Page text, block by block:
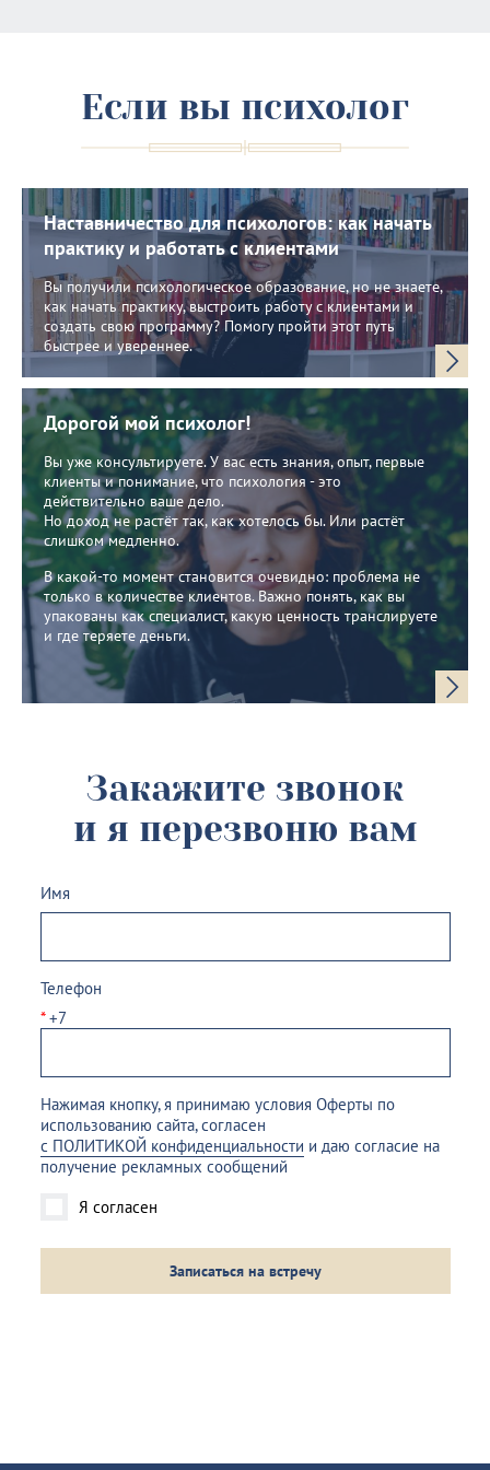
Если вы психолог
Наставничество для психологов: как начать
практику и работать с клиентами
Вы получили психологическое образование, но не знаете,
как начать практику, выстроить работу с клиентами и
создать свою программу? Помогу пройти этот путь
быстрее и увереннее.
Дорогой мой психолог!
Вы уже консультируете. У вас есть знания, опыт, первые
клиенты и понимание, что психология - это
действительно ваше дело.
Но доход не растёт так, как хотелось бы. Или растёт
слишком медленно.
В какой-то момент становится очевидно: проблема не
только в количестве клиентов. Важно понять, как вы
упакованы как специалист, какую ценность транслируете
и где теряете деньги.
Закажите звонок
и я перезвоню вам
Имя
Телефон
*+7
Нажимая кнопку, я принимаю условия Оферты по
использованию сайта, согласен
с ПОЛИТИКОЙ конфиденциальности и даю согласие на
получение рекламных сообщений
Я согласен